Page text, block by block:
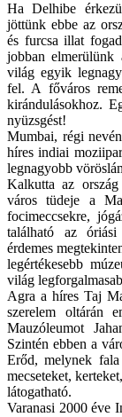
Ha Delhibe
jöttünk ebbe az
és furcsa illat
jobban elmerülünk
világ egyik
fel. A főváros
kirándulásokhoz.
nyüzsgést!
Mumbai, régi
híres indiai
legnagyobb
Kalkutta az
város tüdeje a
focimeccsekre,
található az
érdemes
legértékesebb
világ
Agra a híres Taj
szerelem oltárán
Mauzóleumot
Szintén ebben a
Erőd, melynek
mecseteket,
látogatható.
Varanasi 2000 éve